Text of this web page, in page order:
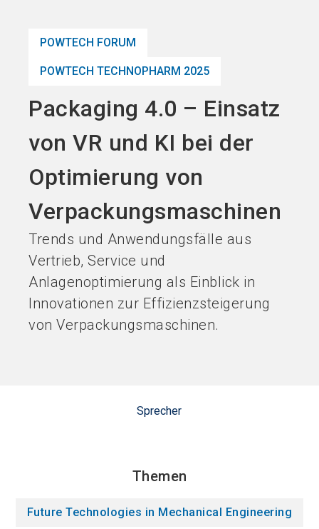
POWTECH FORUM
POWTECH TECHNOPHARM 2025
Packaging 4.0 – Einsatz
von VR und KI bei der
Optimierung von
Verpackungsmaschinen
Trends und Anwendungsfälle aus
Vertrieb, Service und
Anlagenoptimierung als Einblick in
Innovationen zur Effizienzsteigerung
von Verpackungsmaschinen.
Sprecher
Themen
Future Technologies in Mechanical Engineering